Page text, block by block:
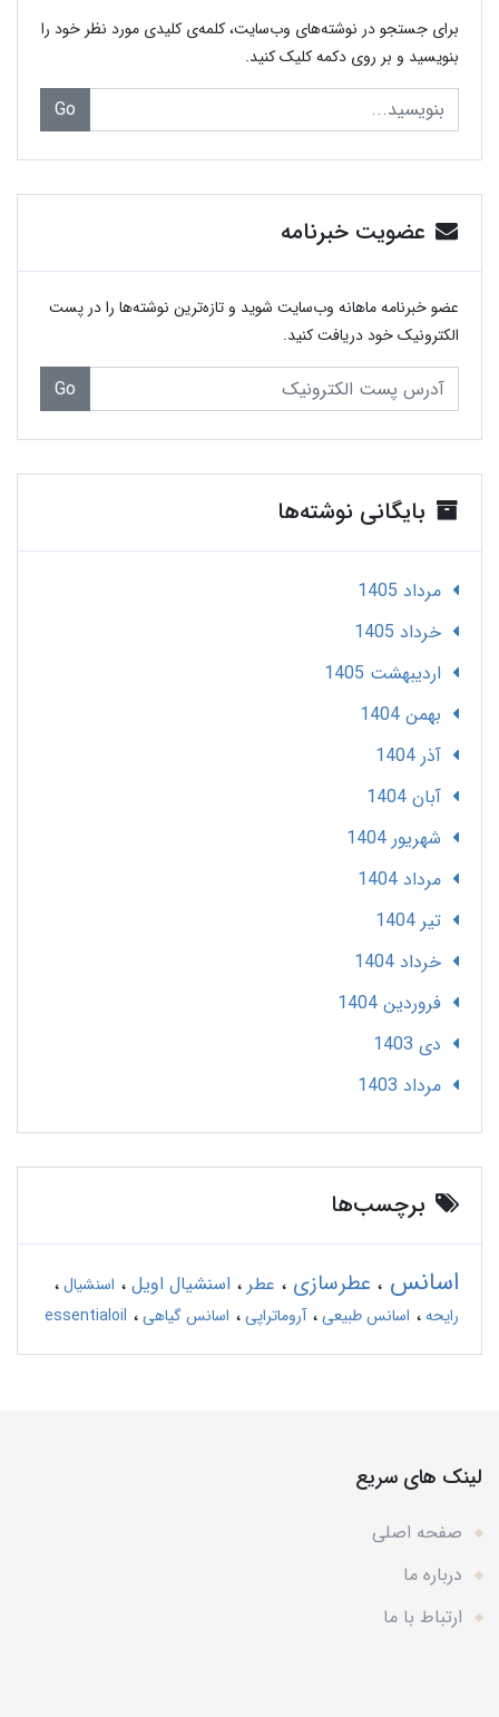
برای جستجو در نوشته‌های وب‌سایت، کلمه‌ی کلیدی مورد نظر خود را
بنویسید و بر روی دکمه کلیک کنید.
Go
عضویت خبرنامه
عضو خبرنامه ماهانه وب‌سایت شوید و تازه‌ترین نوشته‌ها را در پست
الکترونیک خود دریافت کنید.
Go
بایگانی نوشته‌ها
مرداد 1405
خرداد 1405
ارديبهشت 1405
بهمن 1404
آذر 1404
آبان 1404
شهریور 1404
مرداد 1404
تير 1404
خرداد 1404
فروردین 1404
دی 1403
مرداد 1403
برچسب‌ها
اسانس عطرسازی عطر اسنشیال اویل
اسنشیال
رایحه
اسانس طبیعی آروماتراپی اسانس گیاهی essentialoil
لینک های سریع
صفحه اصلی
درباره ما
ارتباط با ما